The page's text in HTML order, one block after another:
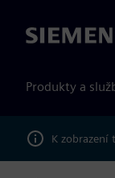
Siemens
Produkty a
K